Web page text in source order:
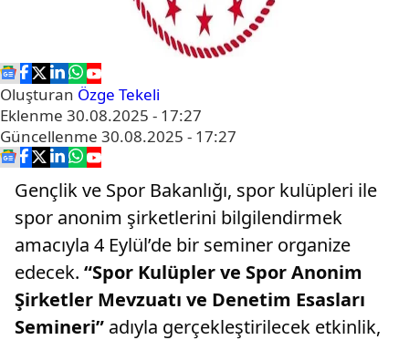
Oluşturan Özge Tekeli
Eklenme 30.08.2025 - 17:27
Güncellenme 30.08.2025 - 17:27
Gençlik ve Spor Bakanlığı, spor kulüpleri ile
spor anonim şirketlerini bilgilendirmek
amacıyla 4 Eylül’de bir seminer organize
edecek. “Spor Kulüpler ve Spor Anonim
Şirketler Mevzuatı ve Denetim Esasları
Semineri” adıyla gerçekleştirilecek etkinlik,